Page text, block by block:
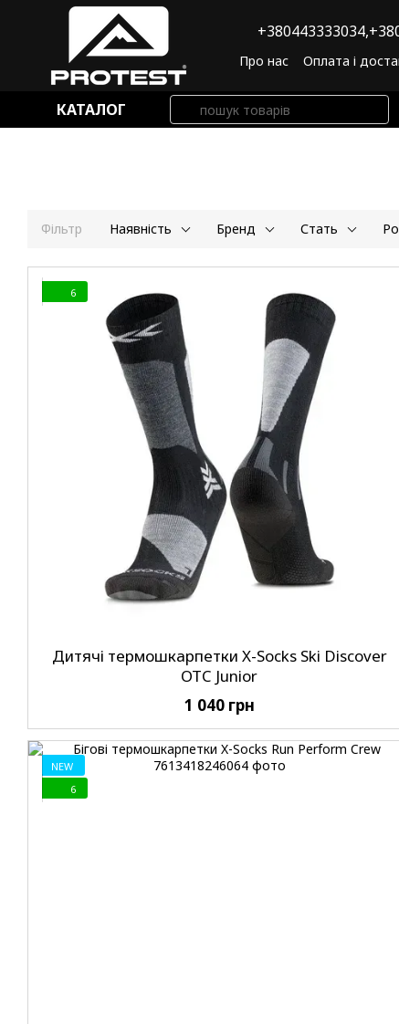
Перейти до основного контенту
+380443333034,
Про нас Оплата і
КАТАЛОГ
Фільтр Наявність Бренд Стать
6
Дитячі термошкарпетки X-Socks Ski Discover
OTC Junior
1 040 грн
NEW
6